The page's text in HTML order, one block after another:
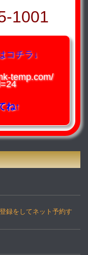
1001
コチラ↓
temp.com/
ね↑
録をしてネット予約す